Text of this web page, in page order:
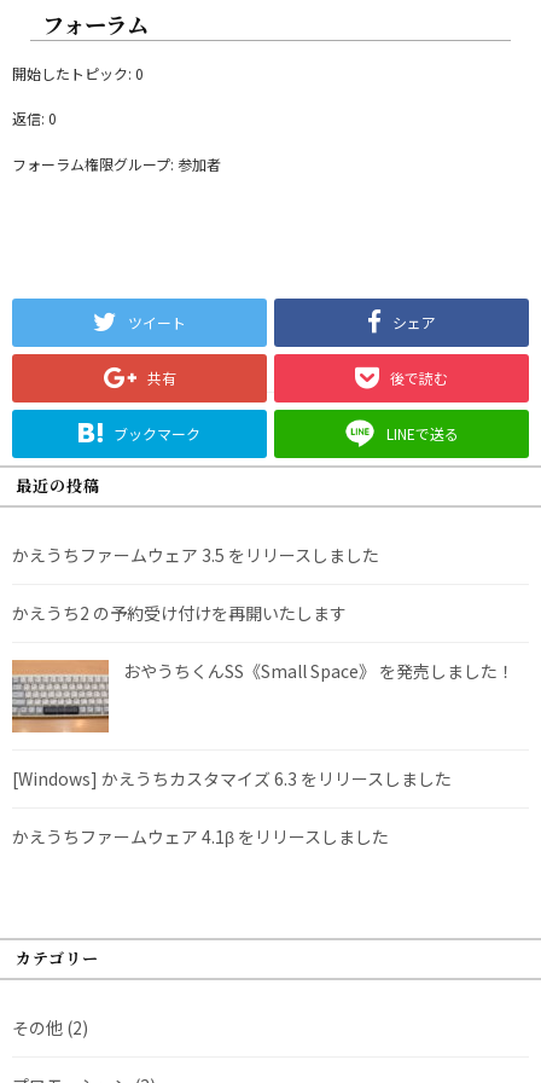
フォーラム
開始したトピック: 0
返信: 0
フォーラム権限グループ: 参加者
ツイート シェア
共有 後で読む
ブックマーク LINEで送る
最近の投稿
かえうちファームウェア 3.5 をリリースしました
かえうち2 の予約受け付けを再開いたします
おやうちくんSS《Small Space》 を発売しました！
[Windows] かえうちカスタマイズ 6.3 をリリースしました
かえうちファームウェア 4.1β をリリースしました
カテゴリー
その他 (2)